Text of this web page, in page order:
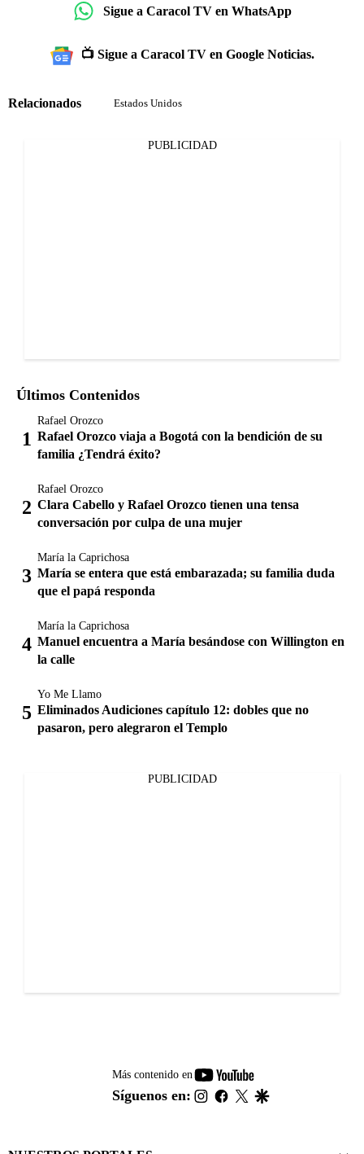
Sigue a Caracol TV en WhatsApp
📺 Sigue a Caracol TV en Google Noticias.
Relacionados Estados Unidos
PUBLICIDAD
Últimos Contenidos
Rafael Orozco
Rafael Orozco viaja a Bogotá con la bendición de su
familia ¿Tendrá éxito?
Rafael Orozco
Clara Cabello y Rafael Orozco tienen una tensa
conversación por culpa de una mujer
María la Caprichosa
María se entera que está embarazada; su familia duda
que el papá responda
María la Caprichosa
Manuel encuentra a María besándose con Willington en
la calle
Yo Me Llamo
Eliminados Audiciones capítulo 12: dobles que no
pasaron, pero alegraron el Templo
PUBLICIDAD
Más contenido en
youtube-
footer
Síguenos en: instagram
facebook
twitter